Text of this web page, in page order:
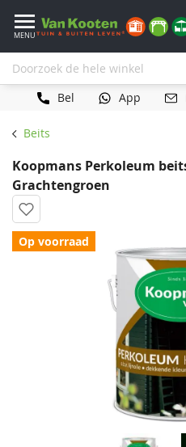
MENU
Bel App
Beits
Koopmans Perkoleum
Grachtengroen
Op voorraad